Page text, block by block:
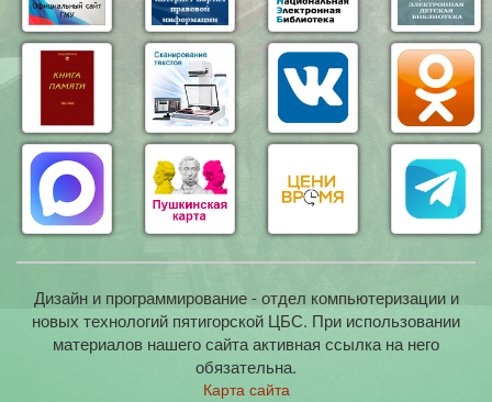
Дизайн и программирование - отдел компьютеризации и
новых технологий пятигорской ЦБС. При использовании
материалов нашего сайта активная ссылка на него
обязательна.
Карта сайта